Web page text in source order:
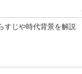
すじや時代背景を解説